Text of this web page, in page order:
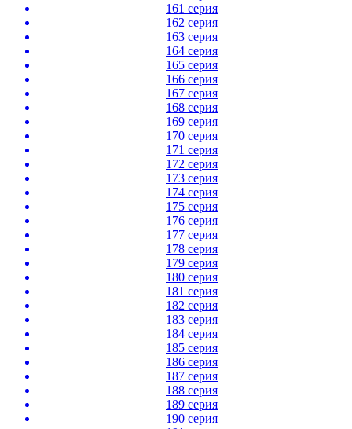
161 серия
162 серия
163 серия
164 серия
165 серия
166 серия
167 серия
168 серия
169 серия
170 серия
171 серия
172 серия
173 серия
174 серия
175 серия
176 серия
177 серия
178 серия
179 серия
180 серия
181 серия
182 серия
183 серия
184 серия
185 серия
186 серия
187 серия
188 серия
189 серия
190 серия